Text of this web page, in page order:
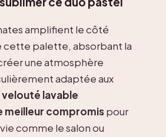
amplifient le côté
cette palette, absorbant la
une atmosphère
adaptée aux
velouté lavable
meilleur compromispour
comme le salon ou